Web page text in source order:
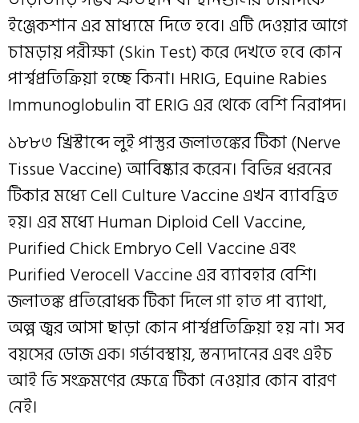
ইঞ্জেকশান এর মাধ্যমে দিতে হবে। এটি দেওয়ার আগে
চামড়ায় পরীক্ষা (Skin Test) করে দেখতে হবে কোন
পার্শ্বপ্রতিক্রিয়া হচ্ছে কিনা। HRIG, Equine Rabies
Immunoglobulin বা ERIG এর থেকে বেশি নিরাপদ।
১৮৮৩ খ্রিস্টাব্দে লুই পাস্তুর জলাতঙ্কের টিকা (Nerve
Tissue Vaccine) আবিষ্কার করেন। বিভিন্ন ধরনের
টিকার মধ্যে Cell Culture Vaccine এখন ব্যাবহ্রিত
হয়। এর মধ্যে Human Diploid Cell Vaccine,
Purified Chick Embryo Cell Vaccine এবং
Purified Verocell Vaccine এর ব্যাবহার বেশি।
জলাতঙ্ক প্রতিরোধক টিকা দিলে গা হাত পা ব্যাথা,
অল্প জ্বর আসা ছাড়া কোন পার্শ্বপ্রতিক্রিয়া হয় না। সব
বয়সের ডোজ এক। গর্ভাবস্থায়, স্তন্যদানের এবং এইচ
আই ভি সংক্রমণের ক্ষেত্রে টিকা নেওয়ার কোন বারণ
নেই।